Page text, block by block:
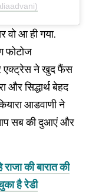
वो आ ही गया.
फोटोज
एक्ट्रेस ने खुद फैंस
और सिद्धार्थ बेहद
आडवाणी ने
आप सब की दुआएं और
की बारात की
है रेडी